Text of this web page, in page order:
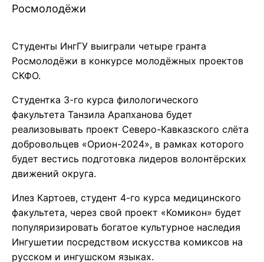
Росмолодёжи
Студенты ИнгГУ выиграли четыре гранта
Росмолодёжи в конкурсе молодёжных проектов
СКФО.
Студентка 3-го курса филологического
факультета Танзила Арапханова будет
реализовывать проект Северо-Кавказского слёта
добровольцев «Орион-2024», в рамках которого
будет вестись подготовка лидеров волонтёрских
движений округа.
Илез Картоев, студент 4-го курса медицинского
факультета, через свой проект «Комикон» будет
популяризировать богатое культурное наследия
Ингушетии посредством искусства комиксов на
русском и ингушском языках.